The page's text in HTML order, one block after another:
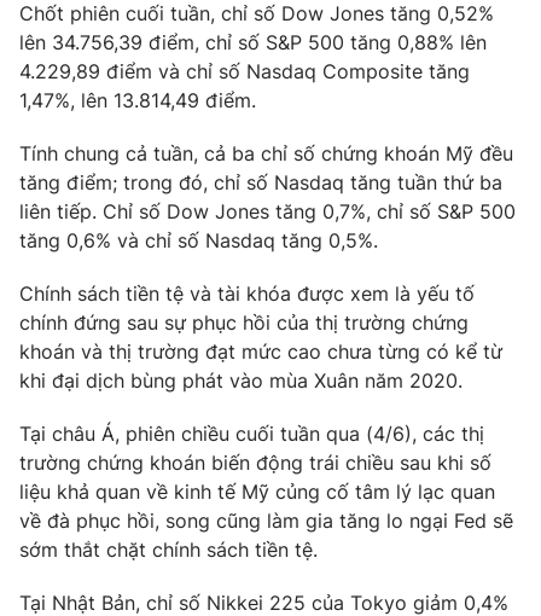
Chốt phiên cuối tuần, chỉ số Dow Jones tăng 0,52%
lên 34.756,39 điểm, chỉ số S&P 500 tăng 0,88% lên
4.229,89 điểm và chỉ số Nasdaq Composite tăng
1,47%, lên 13.814,49 điểm.
Tính chung cả tuần, cả ba chỉ số chứng khoán Mỹ đều
tăng điểm; trong đó, chỉ số Nasdaq tăng tuần thứ ba
liên tiếp. Chỉ số Dow Jones tăng 0,7%, chỉ số S&P 500
tăng 0,6% và chỉ số Nasdaq tăng 0,5%.
Chính sách tiền tệ và tài khóa được xem là yếu tố
chính đứng sau sự phục hồi của thị trường chứng
khoán và thị trường đạt mức cao chưa từng có kể từ
khi đại dịch bùng phát vào mùa Xuân năm 2020.
Tại châu Á, phiên chiều cuối tuần qua (4/6), các thị
trường chứng khoán biến động trái chiều sau khi số
liệu khả quan về kinh tế Mỹ củng cố tâm lý lạc quan
về đà phục hồi, song cũng làm gia tăng lo ngại Fed sẽ
sớm thắt chặt chính sách tiền tệ.
Tại Nhật Bản, chỉ số Nikkei 225 của Tokyo giảm 0,4%